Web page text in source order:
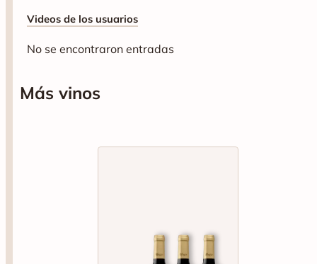
Videos de los usuarios
No se encontraron entradas
Más vinos